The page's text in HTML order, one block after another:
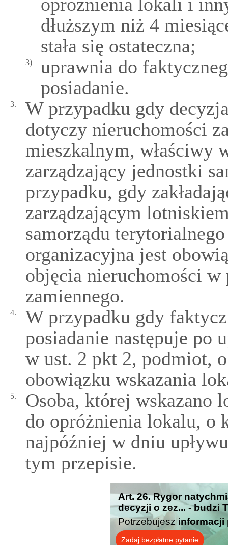
dłuższym niż 4
stała się ostateczna;
3)
uprawnia do
posiadanie.
3.
W przypadku gdy
dotyczy nieruchomości
mieszkalnym, właściwy
zarządzający jednostki
przypadku, gdy
zarządzającym
samorządu
organizacyjna jest
objęcia nieruchomości w
zamiennego.
4.
W przypadku gdy
posiadanie następuje po
w ust. 2 pkt 2, podmiot,
obowiązku wskazania
5.
Osoba, której wskazano
do opróżnienia lokalu, o
najpóźniej w dniu
tym przepisie.
Art. 26. Rygor
decyzji o zez... - budzi
Potrzebujesz informacji
Zadaj bezpłatne pytanie